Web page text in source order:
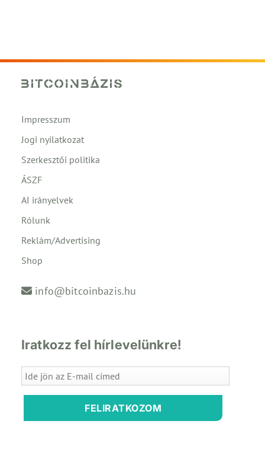
Impresszum
Jogi nyilatkozat
Szerkesztői politika
ÁSZF
AI irányelvek
Rólunk
Reklám/Advertising
Shop
info@bitcoinbazis.hu
Iratkozz fel hírlevelünkre!
FELIRATKOZOM